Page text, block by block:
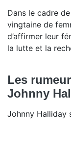
Dans le cadre
vingtaine de
d’affirmer leur
la lutte et la
Les
Johnny
Johnny Halliday